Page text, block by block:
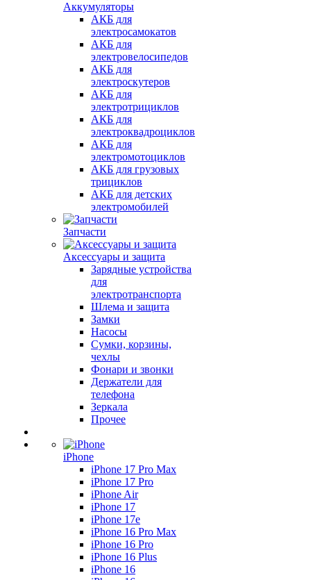
Аккумуляторы
АКБ для
электросамокатов
АКБ для
электровелосипедов
АКБ для
электроскутеров
АКБ для
электротрициклов
АКБ для
электроквадроциклов
АКБ для
электромотоциклов
АКБ для грузовых
трициклов
АКБ для детских
электромобилей
Запчасти
Аксессуары и защита
Зарядные устройства
для
электротранспорта
Шлема и защита
Замки
Насосы
Сумки, корзины,
чехлы
Фонари и звонки
Держатели для
телефона
Зеркала
Прочее
iPhone
iPhone 17 Pro Max
iPhone 17 Pro
iPhone Air
iPhone 17
iPhone 17e
iPhone 16 Pro Max
iPhone 16 Pro
iPhone 16 Plus
iPhone 16